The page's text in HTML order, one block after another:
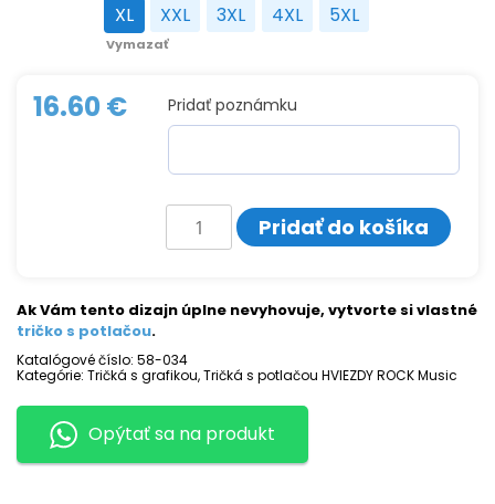
XL
XL XXL
XXL 3XL
3XL 4XL
4XL 5XL
5XL
Vymazať
16.60€ Pridať poznámku
množstvo
Tričko
s
OF
A
Pridať do košíka
Ak Vám tento dizajn úplne nevyhovuje, vytvorte si vlastné
tričko s potlačou.
Katalógové číslo: 58-034
Kategórie: Tričká s grafikou,Tričká s potlačou HVIEZDY ROCK Music
Opýtať sa na produkt